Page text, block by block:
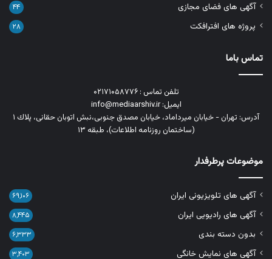
آگهی های فضای مجازی ۴۴
پروژه های افترافکت ۲۸
تماس باما
تلفن تماس : ۰۲۱۷۱۰۵۸۷۷۶
ایمیل: info@mediaarshiv.ir
آدرس: تهران - خیابان میرداماد، خیابان مصدق جنوبی،نبش اتوبان حقانی، پلاك ١
(ساختمان روزنامه اطلاعات)، طبقه ۱۳
موضوعات پرطرفدار
آگهی های تلویزیونی ایران ۶۹,۱۰۶
آگهی های رادیویی ایران ۸,۴۴۵
بدون دسته بندی ۶,۳۳۳
آگهی های نمایش خانگی ۳,۴۰۳